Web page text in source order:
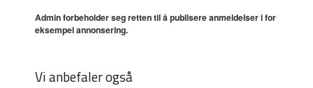
Admin forbeholder seg retten til å publisere anmeldelser i for
eksempel annonsering.
Vi anbefaler også